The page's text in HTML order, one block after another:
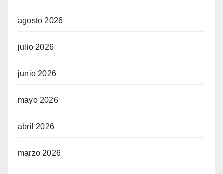
agosto 2026
julio 2026
junio 2026
mayo 2026
abril 2026
marzo 2026